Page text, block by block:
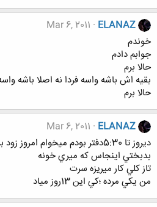
ELANAZ
Mar 6, 2011
خوندم
جوابم دادم
حالا برم
بقيه اش باشه واسه فردا نه اصلا باشه
حالا برم
ELANAZ
Mar 6, 2011
ديروز تا 5:30دفتر بودم ميخوام امروز زود برم اگه شما اجازه بدي
بدبختي اينجاس كه ميري خونه
تاز كلي كار ميريزه سرت
من يكي مرده ؛كي اين 13روز مياد